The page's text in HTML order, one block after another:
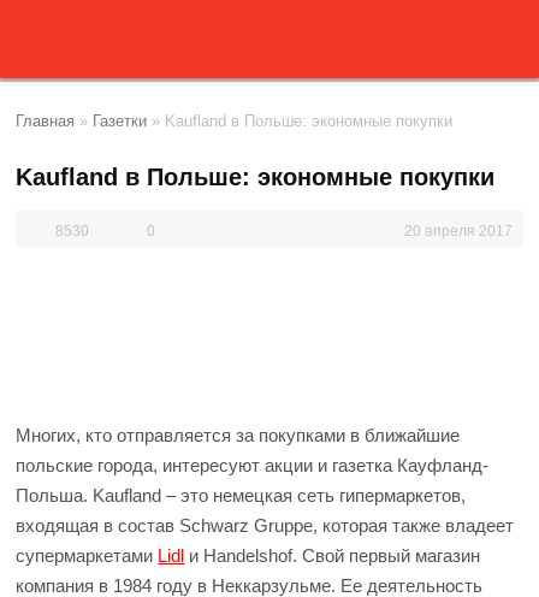
Главная » Газетки » Kaufland в Польше: экономные покупки
Kaufland в Польше: экономные покупки
8530 0 20 апреля 2017
Многих, кто отправляется за покупками в ближайшие
польские города, интересуют акции и газетка Кауфланд-
Польша. Kaufland – это немецкая сеть гипермаркетов,
входящая в состав Schwarz Gruppe, которая также владеет
супермаркетами Lidl и Handelshof. Свой первый магазин
компания в 1984 году в Неккарзульме. Ее деятельность